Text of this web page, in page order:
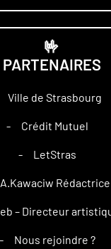
🤟
PARTENAIRES
Ville de Strasbourg
– Crédit Mutuel
– LetStras
A.Kawaciw Rédactrice
– Directeur
– Nous rejoindre ?